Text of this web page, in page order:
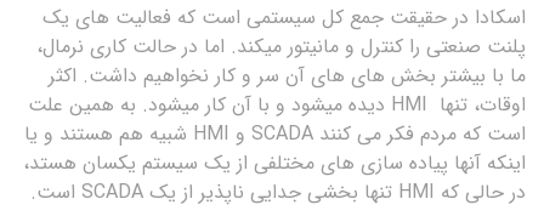
اسکادا در حقیقت جمع کل سیستمی است که فعالیت های یک
پلنت صنعتی را کنترل و مانیتور میکند. اما در حالت کاری نرمال،
ما با بیشتر بخش های های آن سر و کار نخواهیم داشت. اکثر
اوقات، تنها HMI دیده میشود و با آن کار میشود. به همین علت
است که مردم فکر می کنند SCADA و HMI شبیه هم هستند و یا
اینکه آنها پیاده سازی های مختلفی از یک سیستم یکسان هستد،
در حالی که HMI تنها بخشی جدایى ناپذیر از یک SCADA است.